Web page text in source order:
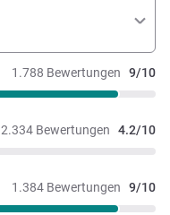
1.788 Bewertungen 9/10
2.334 Bewertungen 4.2/10
1.384 Bewertungen 9/10